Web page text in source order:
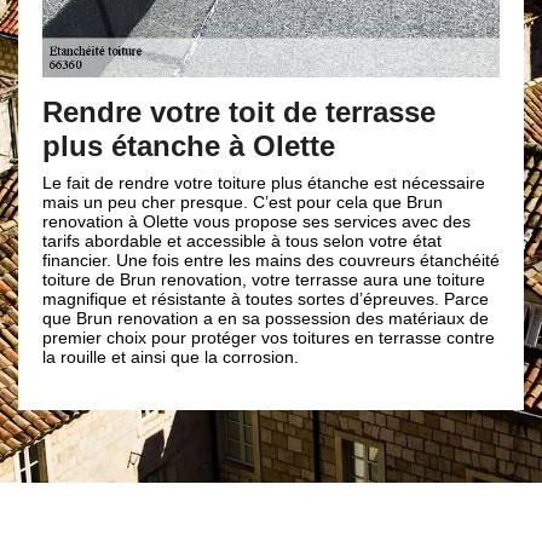
Rendre votre toit de terrasse
plus étanche à Olette
Le fait de rendre votre toiture plus étanche est nécessaire
mais un peu cher presque. C’est pour cela que Brun
renovation à Olette vous propose ses services avec des
tarifs abordable et accessible à tous selon votre état
financier. Une fois entre les mains des couvreurs étanchéité
toiture de Brun renovation, votre terrasse aura une toiture
magnifique et résistante à toutes sortes d’épreuves. Parce
que Brun renovation a en sa possession des matériaux de
premier choix pour protéger vos toitures en terrasse contre
la rouille et ainsi que la corrosion.